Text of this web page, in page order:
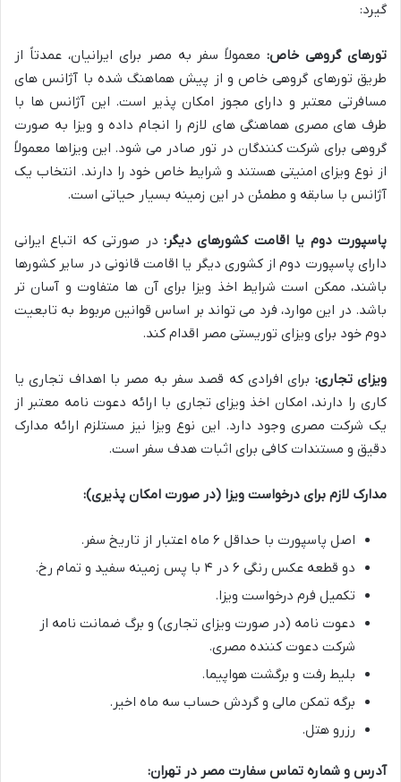
گیرد:
تورهای گروهی خاص:معمولاً سفر به مصر برای ایرانیان، عمدتاً از
طریق تورهای گروهی خاص و از پیش هماهنگ شده با آژانس های
مسافرتی معتبر و دارای مجوز امکان پذیر است. این آژانس ها با
طرف های مصری هماهنگی های لازم را انجام داده و ویزا به صورت
گروهی برای شرکت کنندگان در تور صادر می شود. این ویزاها معمولاً
از نوع ویزای امنیتی هستند و شرایط خاص خود را دارند. انتخاب یک
آژانس با سابقه و مطمئن در این زمینه بسیار حیاتی است.
پاسپورت دوم یا اقامت کشورهای دیگر: در صورتی که اتباع ایرانی
دارای پاسپورت دوم از کشوری دیگر یا اقامت قانونی در سایر کشورها
باشند، ممکن است شرایط اخذ ویزا برای آن ها متفاوت و آسان تر
باشد. در این موارد، فرد می تواند بر اساس قوانین مربوط به تابعیت
دوم خود برای ویزای توریستی مصر اقدام کند.
ویزای تجاری: برای افرادی که قصد سفر به مصر با اهداف تجاری یا
کاری را دارند، امکان اخذ ویزای تجاری با ارائه دعوت نامه معتبر از
یک شرکت مصری وجود دارد. این نوع ویزا نیز مستلزم ارائه مدارک
دقیق و مستندات کافی برای اثبات هدف سفر است.
مدارک لازم برای درخواست ویزا (در صورت امکان پذیری):
اصل پاسپورت با حداقل ۶ ماه اعتبار از تاریخ سفر.
دو قطعه عکس رنگی ۶ در ۴ با پس زمینه سفید و تمام رخ.
تکمیل فرم درخواست ویزا.
دعوت نامه (در صورت ویزای تجاری) و برگ ضمانت نامه از
شرکت دعوت کننده مصری.
بلیط رفت و برگشت هواپیما.
برگه تمکن مالی و گردش حساب سه ماه اخیر.
رزرو هتل.
آدرس و شماره تماس سفارت مصر در تهران: